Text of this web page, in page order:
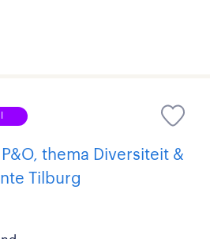
thema Diversiteit &
Tilburg